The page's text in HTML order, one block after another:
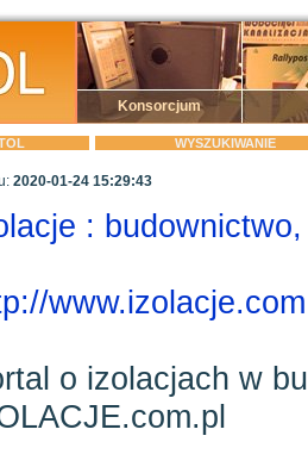
Konsorcjum
WYSZUKIWANIE
2020-01-24 15:29:43
:
o izolacjach w